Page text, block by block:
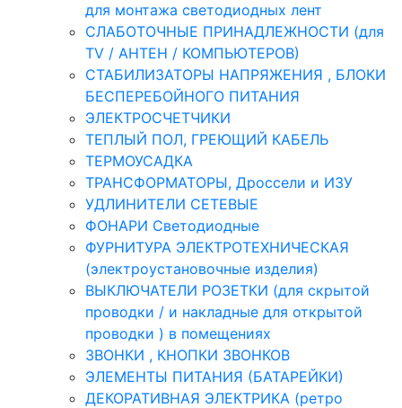
для монтажа светодиодных лент
СЛАБОТОЧНЫЕ ПРИНАДЛЕЖНОСТИ (для
TV / АНТЕН / КОМПЬЮТЕРОВ)
СТАБИЛИЗАТОРЫ НАПРЯЖЕНИЯ , БЛОКИ
БЕСПЕРЕБОЙНОГО ПИТАНИЯ
ЭЛЕКТРОСЧЕТЧИКИ
ТЕПЛЫЙ ПОЛ, ГРЕЮЩИЙ КАБЕЛЬ
ТЕРМОУСАДКА
ТРАНСФОРМАТОРЫ, Дроссели и ИЗУ
УДЛИНИТЕЛИ СЕТЕВЫЕ
ФОНАРИ Светодиодные
ФУРНИТУРА ЭЛЕКТРОТЕХНИЧЕСКАЯ
(электроустановочные изделия)
ВЫКЛЮЧАТЕЛИ РОЗЕТКИ (для скрытой
проводки / и накладные для открытой
проводки ) в помещениях
ЗВОНКИ , КНОПКИ ЗВОНКОВ
ЭЛЕМЕНТЫ ПИТАНИЯ (БАТАРЕЙКИ)
ДЕКОРАТИВНАЯ ЭЛЕКТРИКА (ретро